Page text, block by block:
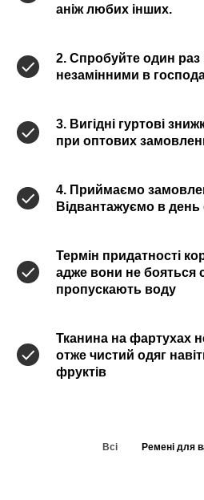
аніж любих інших.
2. Спробуйте один раз
незамінними в
3. Вигідні гуртові
при оптових
4. Приймаємо
Відвантажуємо в день
Термін придатності
адже вони не бояться
пропускають воду
Тканина на фартухах
отже чистий одяг
фруктів
Всі Ремені для